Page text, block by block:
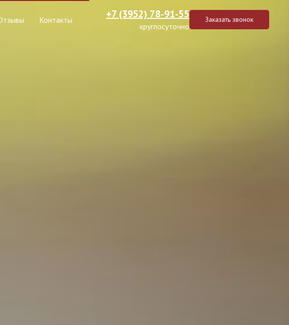
Контакты +7 (3952) 78-91-55
круглосуточно
Заказать звонок